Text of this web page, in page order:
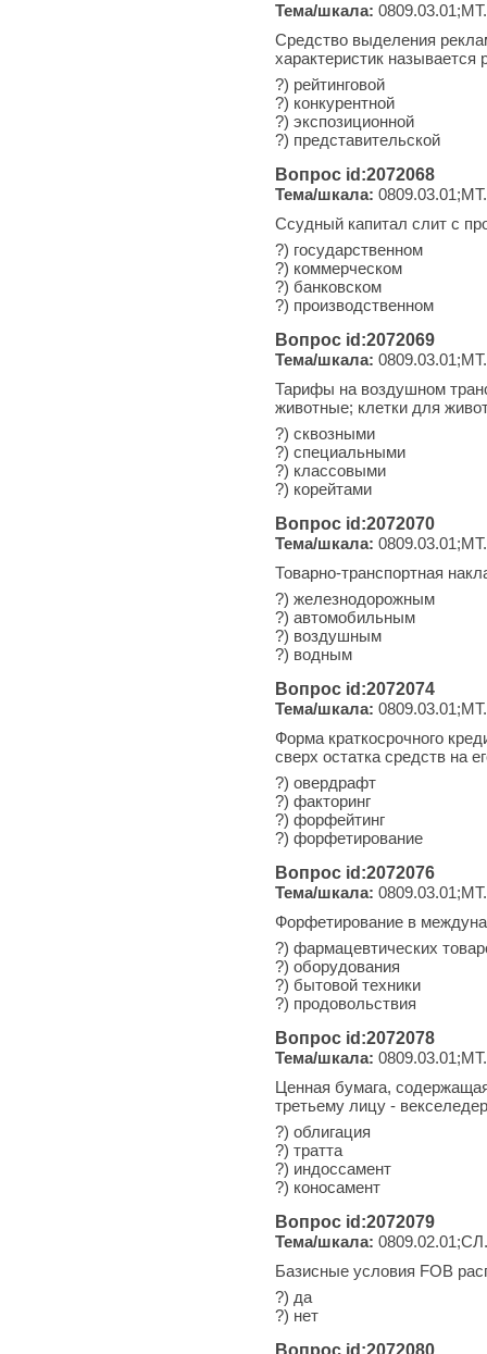
Тема/шкала:
Средство выделения
характеристик называется
?) рейтинговой
?) конкурентной
?) экспозиционной
?) представительской
Вопрос id:2072068
Тема/шкала:
Ссудный капитал слит с
?) государственном
?) коммерческом
?) банковском
?) производственном
Вопрос id:2072069
Тема/шкала:
Тарифы на воздушном
животные; клетки для
?) сквозными
?) специальными
?) классовыми
?) корейтами
Вопрос id:2072070
Тема/шкала:
Товарно-транспортная
?) железнодорожным
?) автомобильным
?) воздушным
?) водным
Вопрос id:2072074
Тема/шкала:
Форма краткосрочного
сверх остатка средств на
?) овердрафт
?) факторинг
?) форфейтинг
?) форфетирование
Вопрос id:2072076
Тема/шкала:
Форфетирование в
?) фармацевтических
?) оборудования
?) бытовой техники
?) продовольствия
Вопрос id:2072078
Тема/шкала:
Ценная бумага,
третьему лицу -
?) облигация
?) тратта
?) индоссамент
?) коносамент
Вопрос id:2072079
Тема/шкала:
Базисные условия FOB
?) да
?) нет
Вопрос id:2072080